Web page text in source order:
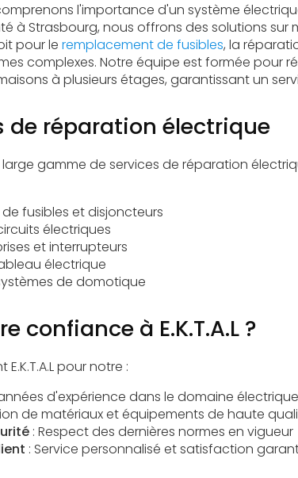
l'importance d'un système
à Strasbourg, nous offrons des solutions sur
pour le remplacement de fusibles, la
complexes. Notre équipe est formée pour
à plusieurs étages, garantissant un
de réparation électrique
gamme de services de réparation
fusibles et disjoncteurs
électriques
et interrupteurs
électrique
de domotique
confiance à E.K.T.A.L ?
pour notre :
d'expérience dans le domaine électrique
de matériaux et équipements de haute
: Respect des dernières normes en vigueur
: Service personnalisé et satisfaction